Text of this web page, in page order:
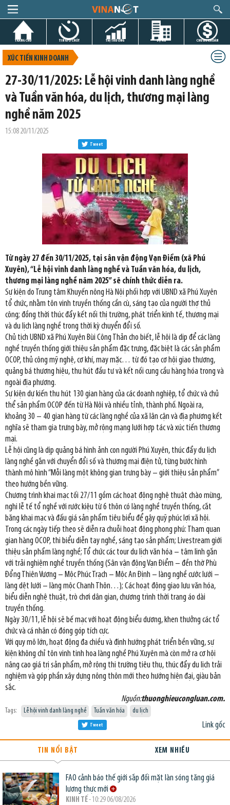
TRANG CHỦ TIN GIỜ CHÓT THỊ TRƯỜNG DỰ ÁN CHỨNG KHOÁN
XÚC TIẾN KINH DOANH
27-30/11/2025: Lễ hội vinh danh làng nghề
và Tuần văn hóa, du lịch, thương mại làng
nghề năm 2025
15:08 20/11/2025
Tweet
Từ ngày 27 đến 30/11/2025, tại sân vận động Vạn Điểm (xã Phú
Xuyên), “Lễ hội vinh danh làng nghề và Tuần văn hóa, du lịch,
thương mại làng nghề năm 2025” sẽ chính thức diễn ra.
Sự kiện do Trung tâm Khuyến nông Hà Nội phối hợp với UBND xã Phú Xuyên
tổ chức, nhằm tôn vinh truyền thống cần cù, sáng tạo của người thợ thủ
công; đồng thời thúc đẩy kết nối thị trường, phát triển kinh tế, thương mại
và du lịch làng nghề trong thời kỳ chuyển đổi số.
Chủ tịch UBND xã Phú Xuyên Bùi Công Thản cho biết, lễ hội là dịp để các làng
nghề truyền thống giới thiệu sản phẩm đặc trưng, đặc biệt là các sản phẩm
OCOP, thủ công mỹ nghệ, cơ khí, may mặc… từ đó tạo cơ hội giao thương,
quảng bá thương hiệu, thu hút đầu tư và kết nối cung cầu hàng hóa trong và
ngoài địa phương.
Sự kiện dự kiến thu hút 130 gian hàng của các doanh nghiệp, tổ chức và chủ
thể sản phẩm OCOP đến từ Hà Nội và nhiều tỉnh, thành phố. Ngoài ra,
khoảng 30 – 40 gian hàng từ các làng nghề của xã lân cận và địa phương kết
nghĩa sẽ tham gia trưng bày, mở rộng mạng lưới hợp tác và xúc tiến thương
mại.
Lễ hội cũng là dịp quảng bá hình ảnh con người Phú Xuyên, thúc đẩy du lịch
làng nghề gắn với chuyển đổi số và thương mại điện tử, từng bước hình
thành mô hình “Mỗi làng một không gian trưng bày – giới thiệu sản phẩm”
theo hướng bền vững.
Chương trình khai mạc tối 27/11 gồm các hoạt động nghệ thuật chào mừng,
nghi lễ tế tổ nghề với rước kiệu từ 6 thôn có làng nghề truyền thống, cắt
băng khai mạc và đấu giá sản phẩm tiêu biểu để gây quỹ phúc lợi xã hội.
Trong các ngày tiếp theo sẽ diễn ra chuỗi hoạt động phong phú: Tham quan
gian hàng OCOP, thi biểu diễn tay nghề, sáng tạo sản phẩm; Livestream giới
thiệu sản phẩm làng nghề; Tổ chức các tour du lịch văn hóa – tâm linh gắn
với trải nghiệm nghề truyền thống (Sân vận động Vạn Điểm – đền thờ Phù
Đổng Thiên Vương – Mộc Phúc Trạch – Mộc An Định – làng nghề cước lưới –
làng dệt lưới – làng mộc Chanh Thôn…); Các hoạt động giao lưu văn hóa,
biểu diễn nghệ thuật, trò chơi dân gian, chương trình thời trang áo dài
truyền thống.
Ngày 30/11, lễ hội sẽ bế mạc với hoạt động biểu dương, khen thưởng các tổ
chức và cá nhân có đóng góp tích cực.
Với quy mô lớn, hoạt động đa chiều và định hướng phát triển bền vững, sự
kiện không chỉ tôn vinh tinh hoa làng nghề Phú Xuyên mà còn mở ra cơ hội
nâng cao giá trị sản phẩm, mở rộng thị trường tiêu thụ, thúc đẩy du lịch trải
nghiệm và góp phần xây dựng nông thôn mới theo hướng hiện đại, giàu bản
sắc.
Nguồn:thuonghieucongluan.com.
Tags: Lễ hội vinh danh làng nghề Tuần văn hóa du lịch
Link gốc
Tweet
TIN NỔI BẬT XEM NHIỀU
FAO cảnh báo thế giới sắp đối mặt làn sóng tăng giá
lương thực mới
KINH TẾ- 10:29 06/08/2026